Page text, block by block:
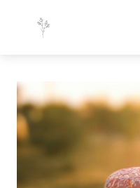
Aromathérapie
Les huiles
sacrées